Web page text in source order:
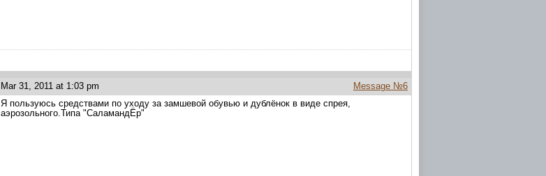
Message №6
Mar 31, 2011 at 1:03 pm
Я пользуюсь средствами по уходу за замшевой обувью и дублёнок в виде спрея,
аэрозольного.Типа "СаламандЁр"